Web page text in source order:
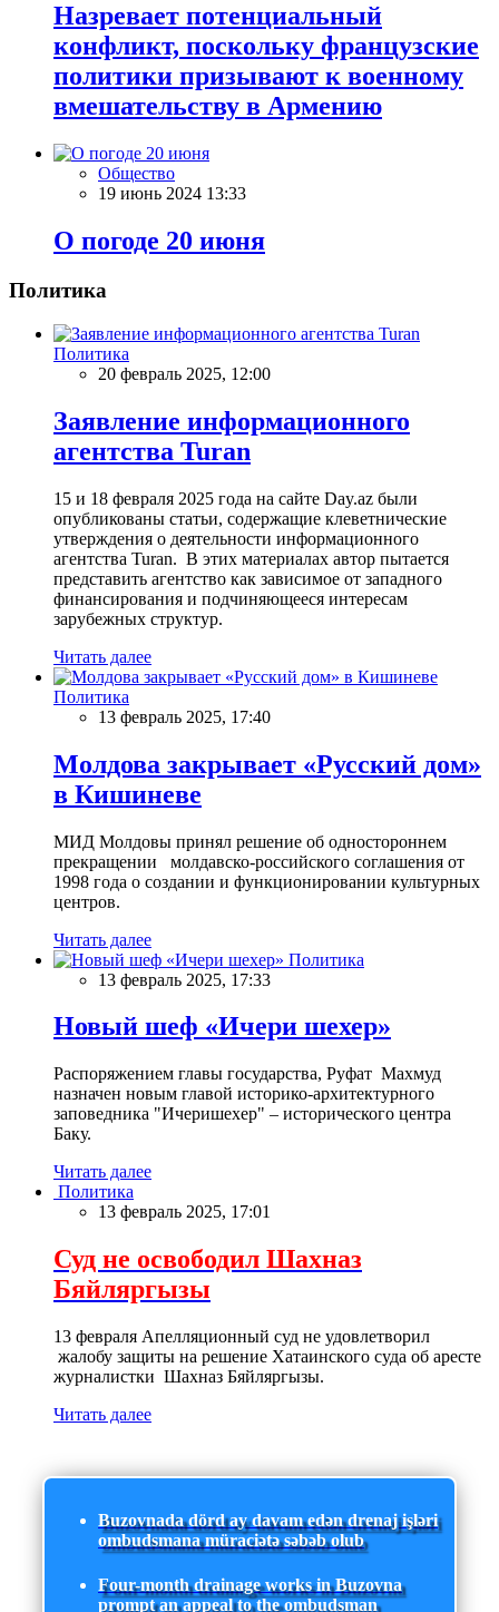
Назревает потенциальный
конфликт, поскольку французские
политики призывают к военному
вмешательству в Армению
Общество
19 июнь 2024 13:33
О погоде 20 июня
Политика
Политика
20 февраль 2025, 12:00
Заявление информационного
агентства Turan
15 и 18 февраля 2025 года на сайте Day.az были
опубликованы статьи, содержащие клеветнические
утверждения о деятельности информационного
агентства Turan. В этих материалах автор пытается
представить агентство как зависимое от западного
финансирования и подчиняющееся интересам
зарубежных структур.
Читать далее
Политика
13 февраль 2025, 17:40
Молдова закрывает «Русский дом»
в Кишиневе
МИД Молдовы принял решение об одностороннем
прекращении молдавско-российского соглашения от
1998 года о создании и функционировании культурных
центров.
Читать далее
Политика
13 февраль 2025, 17:33
Новый шеф «Ичери шехер»
Распоряжением главы государства, Руфат Махмуд
назначен новым главой историко-архитектурного
заповедника "Ичеришехер" – исторического центра
Баку.
Читать далее
Политика
13 февраль 2025, 17:01
Суд не освободил Шахназ
Бяйляргызы
13 февраля Апелляционный суд не удовлетворил
жалобу защиты на решение Хатаинского суда об аресте
журналистки Шахназ Бяйляргызы.
Читать далее
Buzovnada dörd ay davam edən drenaj işləri
ombudsmana müraciətə səbəb olub
Four-month drainage works in Buzovna
prompt an appeal to the ombudsman